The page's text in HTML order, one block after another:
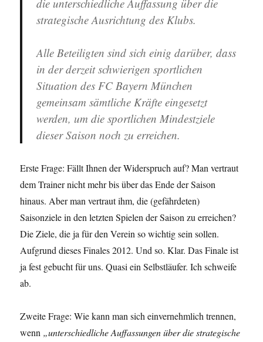
die unterschiedliche Auffassung über die
strategische Ausrichtung des Klubs.
Alle Beteiligten sind sich einig darüber, dass
in der derzeit schwierigen sportlichen
Situation des FC Bayern München
gemeinsam sämtliche Kräfte eingesetzt
werden, um die sportlichen Mindestziele
dieser Saison noch zu erreichen.
Erste Frage: Fällt Ihnen der Widerspruch auf? Man vertraut
dem Trainer nicht mehr bis über das Ende der Saison
hinaus. Aber man vertraut ihm, die (gefährdeten)
Saisonziele in den letzten Spielen der Saison zu erreichen?
Die Ziele, die ja für den Verein so wichtig sein sollen.
Aufgrund dieses Finales 2012. Und so. Klar. Das Finale ist
ja fest gebucht für uns. Quasi ein Selbstläufer. Ich schweife
ab.
Zweite Frage: Wie kann man sich einvernehmlich trennen,
wenn „unterschiedliche Auffassungen über die strategische